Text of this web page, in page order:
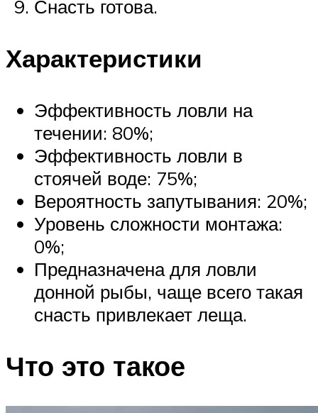
Снасть готова.
Характеристики
Эффективность ловли на
течении: 80%;
Эффективность ловли в
стоячей воде: 75%;
Вероятность запутывания: 20%;
Уровень сложности монтажа:
0%;
Предназначена для ловли
донной рыбы, чаще всего такая
снасть привлекает леща.
Что это такое